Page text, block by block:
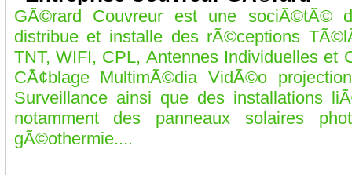
GÃ©rard Couvreur est une sociÃ©tÃ©
distribue et installe des rÃ©ceptions
TNT, WIFI, CPL, Antennes Individuelles
CÃ¢blage MultimÃ©dia VidÃ©o
Surveillance ainsi que des installations
notamment des panneaux solaires
gÃ©othermie....